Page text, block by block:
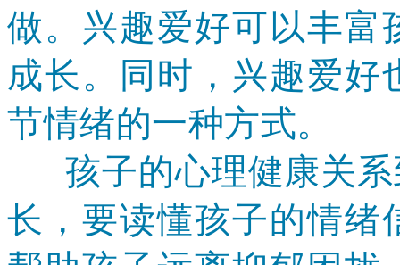
做。兴趣爱好可以丰富
成长。同时，兴趣爱好
节情绪的一种方式。
孩子的心理健康关系
长，要读懂孩子的情绪